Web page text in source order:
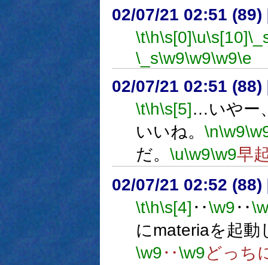
02/07/21 02:51 (89)
\t\h\s[0]\u\s[10]
\_s\w9\w9\w9\e
02/07/21 02:51 (88)
\t\h\s[5] …いやー
いいね。 \n\w9
だ。 \u\w9\w9早
02/07/21 02:52 (88)
\t\h\s[4] ‥\w9‥
にmateriaを起動
\w9‥\w9どっち